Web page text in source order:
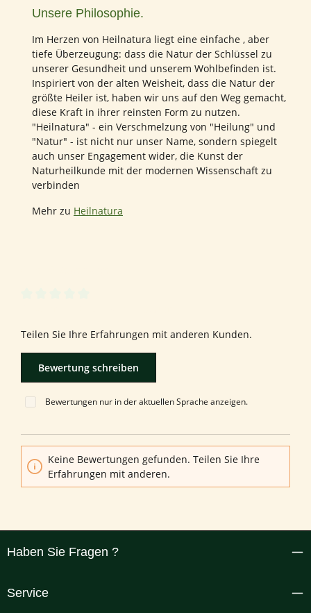
Unsere Philosophie.
Im Herzen von Heilnatura liegt eine einfache , aber
tiefe Überzeugung: dass die Natur der Schlüssel zu
unserer Gesundheit und unserem Wohlbefinden ist.
Inspiriert von der alten Weisheit, dass die Natur der
größte Heiler ist, haben wir uns auf den Weg gemacht,
diese Kraft in ihrer reinsten Form zu nutzen.
"Heilnatura" - ein Verschmelzung von "Heilung" und
"Natur" - ist nicht nur unser Name, sondern spiegelt
auch unser Engagement wider, die Kunst der
Naturheilkunde mit der modernen Wissenschaft zu
verbinden
Mehr zu Heilnatura
Teilen Sie Ihre Erfahrungen mit anderen Kunden.
Bewertung schreiben
Bewertungen nur in der aktuellen Sprache anzeigen.
Keine Bewertungen gefunden. Teilen Sie Ihre
Erfahrungen mit anderen.
Haben Sie Fragen ?
Service